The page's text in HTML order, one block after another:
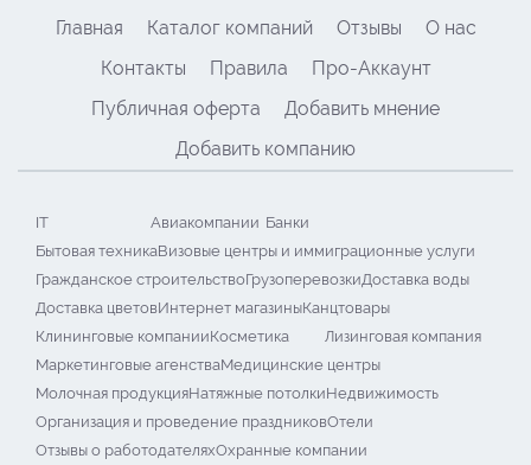
Главная Каталог компаний Отзывы
О нас
Контакты
Правила
Про-Аккаунт
Публичная оферта
Добавить мнение
Добавить компанию
IT Авиакомпании Банки
Бытовая техникаВизовые центры и иммиграционные услуги
Гражданское строительствоГрузоперевозкиДоставка воды
Доставка цветовИнтернет магазиныКанцтовары
Клининговые компанииКосметика
Лизинговая компания
Маркетинговые агенстваМедицинские центры
Молочная продукцияНатяжные потолкиНедвижимость
Организация и проведение праздниковОтели
Отзывы о работодателяхОхранные компании